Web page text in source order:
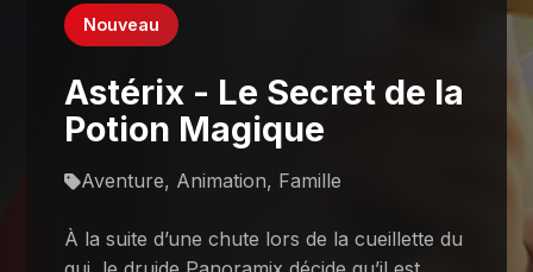
Nouveau
Astérix - Le Secret de la
Potion Magique
Aventure, Animation, Famille
À la suite d’une chute lors de la cueillette du